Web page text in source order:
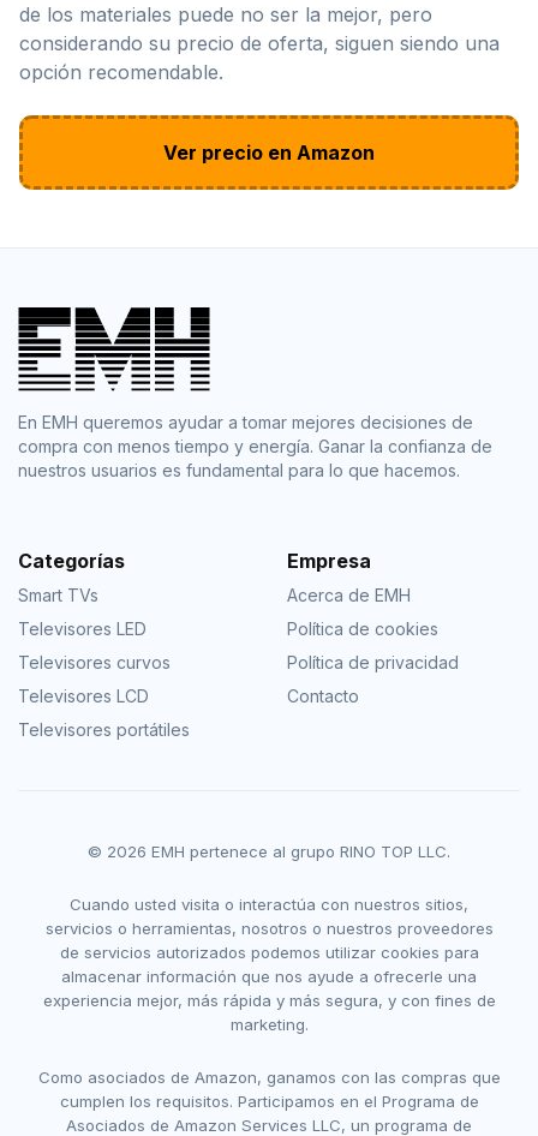
de los materiales puede no ser la mejor, pero
considerando su precio de oferta, siguen siendo una
opción recomendable.
Ver precio en Amazon
En EMH queremos ayudar a tomar mejores decisiones de
compra con menos tiempo y energía. Ganar la confianza de
nuestros usuarios es fundamental para lo que hacemos.
Categorías
Smart TVs
Televisores LED
Televisores curvos
Televisores LCD
Televisores portátiles
Empresa
Acerca de EMH
Política de cookies
Política de privacidad
Contacto
© 2026 EMH pertenece al grupo RINO TOP LLC.
Cuando usted visita o interactúa con nuestros sitios,
servicios o herramientas, nosotros o nuestros proveedores
de servicios autorizados podemos utilizar cookies para
almacenar información que nos ayude a ofrecerle una
experiencia mejor, más rápida y más segura, y con fines de
marketing.
Como asociados de Amazon, ganamos con las compras que
cumplen los requisitos. Participamos en el Programa de
Asociados de Amazon Services LLC, un programa de